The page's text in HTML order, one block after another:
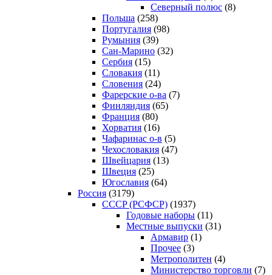
Северный полюс (8)
Польша (258)
Португалия (98)
Румыния (39)
Сан-Марино (32)
Сербия (15)
Словакия (11)
Словения (24)
Фарерские о-ва (7)
Финляндия (65)
Франция (80)
Хорватия (16)
Чафаринас о-в (5)
Чехословакия (47)
Швейцария (13)
Швеция (25)
Югославия (64)
Россия (3179)
CCCP (РСФСР) (1937)
Годовые наборы (11)
Местные выпуски (31)
Армавир (1)
Прочее (3)
Метрополитен (4)
Министерство торговли (7)